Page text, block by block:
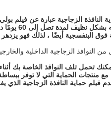
النافذة الزجاجية عبارة عن فيلم
تصل إلى 60 يومًا دون إتلاف النافذة أو ترك بقايا خلفك.
فوق البنفسجية أيضًا ، لذلك فهو
تحمل تلف النوافذ الخاصة بك أثناء
منتجات الحماية التي لا توفر ببساطة
فيلم حماية النافذة الزجاجية